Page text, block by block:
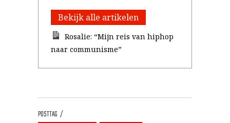
Bekijk alle artikelen
Rosalie: “Mijn reis van hiphop
naar communisme”
POSTTAG